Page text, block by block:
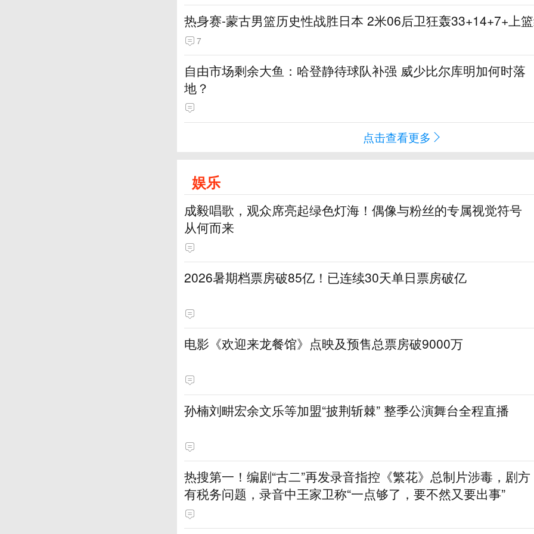
热身赛-蒙古男篮历史性战胜日本 2米06后卫狂轰33+14+7+上
7
自由市场剩余大鱼：哈登静待球队补强 威少比尔库明加何时落
地？
点击查看更多
娱乐
成毅唱歌，观众席亮起绿色灯海！偶像与粉丝的专属视觉符号
从何而来
2026暑期档票房破85亿！已连续30天单日票房破亿
电影《欢迎来龙餐馆》点映及预售总票房破9000万
孙楠刘畊宏余文乐等加盟“披荆斩棘” 整季公演舞台全程直播
热搜第一！编剧“古二”再发录音指控《繁花》总制片涉毒，剧方
有税务问题，录音中王家卫称“一点够了，要不然又要出事”